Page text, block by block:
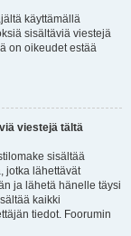
käyttämällä
sisältäviä viestejä
on oikeudet estää
viestejä tältä
sisältää
jotka lähettävät
ja lähetä hänelle täysi
kaikki
tiedot. Foorumin